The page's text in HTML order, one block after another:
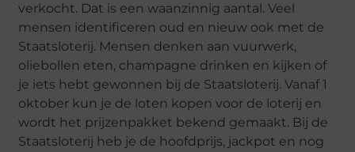
verkocht. Dat is een waanzinnig aantal. Veel
mensen identificeren oud en nieuw ook met de
Staatsloterij. Mensen denken aan vuurwerk,
oliebollen eten, champagne drinken en kijken of
je iets hebt gewonnen bij de Staatsloterij. Vanaf 1
oktober kun je de loten kopen voor de loterij en
wordt het prijzenpakket bekend gemaakt. Bij de
Staatsloterij heb je de hoofdprijs, jackpot en nog